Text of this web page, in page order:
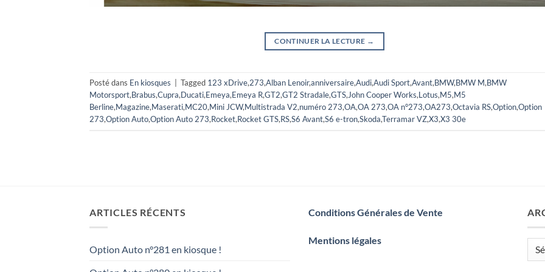
CONTINUER LA LECTURE →
Posté dans En kiosques Tagged 123 xDrive,273,Alban Lenoir,anniversaire,Audi,Audi Sport,Avant,BMW,BMW M,BMW
Motorsport,Brabus,Cupra,Ducati,Emeya,Emeya R,GT2,GT2 Stradale,GTS,John Cooper Works,Lotus,M5,M5
Berline,Magazine,Maserati,MC20,Mini JCW,Multistrada V2,numéro 273,OA,OA 273,OA n°273,OA273,Octavia RS,Option,Option
273,Option Auto,Option Auto 273,Rocket,Rocket GTS,RS,S6 Avant,S6 e-tron,Skoda,Terramar VZ,X3,X3 30e
ARTICLES RÉCENTS
Option Auto n°281 en kiosque !
Conditions Générales de Vente
Mentions légales